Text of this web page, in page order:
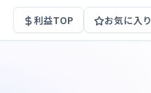
利益TOP お気に入り